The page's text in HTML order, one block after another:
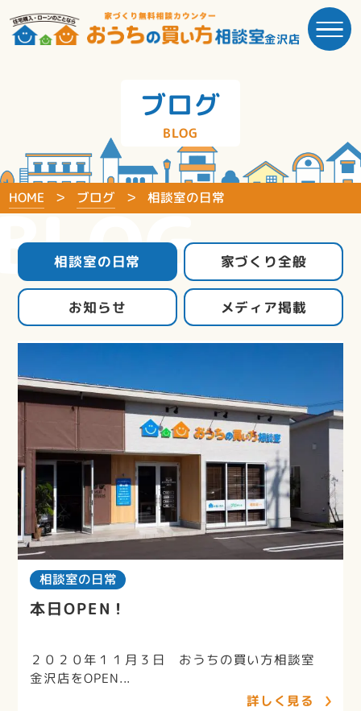
金沢店
ブログ
BLOG
HOME ブログ 相談室の日常
相談室の日常 家づくり全般
お知らせ メディア掲載
相談室の日常
本日OPEN！
２０２０年１１月３日 おうちの買い方相談室
金沢店をOPEN...
詳しく見る